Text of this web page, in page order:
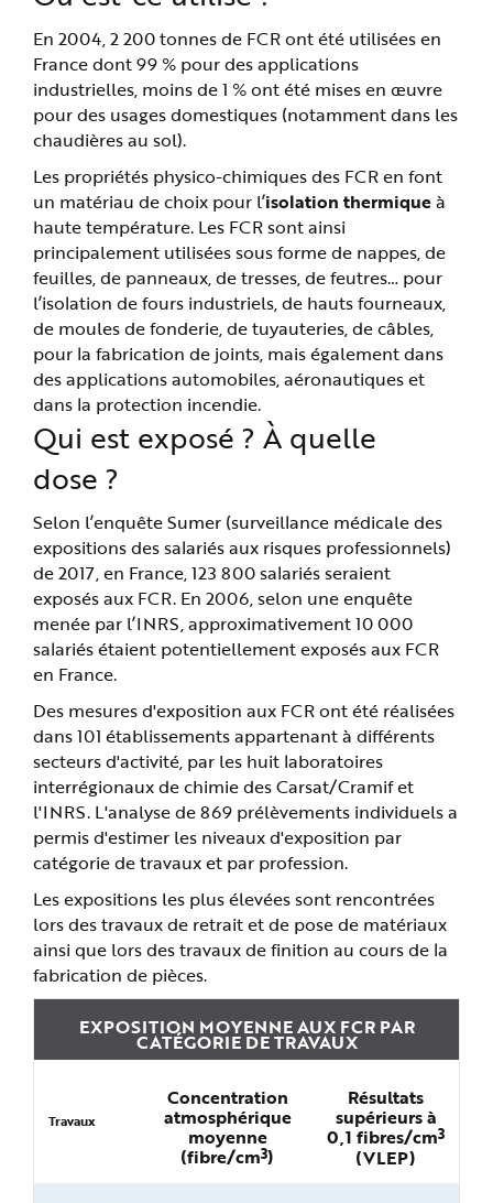
En 2004, 2 200 tonnes de FCR ont été utilisées en
France dont 99 % pour des applications
industrielles, moins de 1 % ont été mises en œuvre
pour des usages domestiques (notamment dans les
chaudières au sol).
Les propriétés physico-chimiques des FCR en font
un matériau de choix pour l’isolation thermiqueà
haute température. Les FCR sont ainsi
principalement utilisées sous forme de nappes, de
feuilles, de panneaux, de tresses, de feutres… pour
l’isolation de fours industriels, de hauts fourneaux,
de moules de fonderie, de tuyauteries, de câbles,
pour la fabrication de joints, mais également dans
des applications automobiles, aéronautiques et
dans la protection incendie.
Qui est exposé ? À quelle
dose ?
Selon l’enquête Sumer (surveillance médicale des
expositions des salariés aux risques professionnels)
de 2017, en France, 123 800 salariés seraient
exposés aux FCR. En 2006, selon une enquête
menée par l’INRS, approximativement 10 000
salariés étaient potentiellement exposés aux FCR
en France.
Des mesures d'exposition aux FCR ont été réalisées
dans 101 établissements appartenant à différents
secteurs d'activité, par les huit laboratoires
interrégionaux de chimie des Carsat/Cramif et
l'INRS. L'analyse de 869 prélèvements individuels a
permis d'estimer les niveaux d'exposition par
catégorie de travaux et par profession.
Les expositions les plus élevées sont rencontrées
lors des travaux de retrait et de pose de matériaux
ainsi que lors des travaux de finition au cours de la
fabrication de pièces.
EXPOSITION MOYENNE AUX FCR PAR
CATÉGORIE DE TRAVAUX
Travaux
Concentration
atmosphérique
moyenne
(fibre/cm3)
Résultats
supérieurs à
0,1 fibres/cm3
(VLEP)